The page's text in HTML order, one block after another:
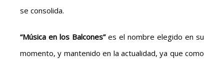
se consolida.
“Música en los Balcones”es el nombre elegido en su
momento, y mantenido en la actualidad, ya que como